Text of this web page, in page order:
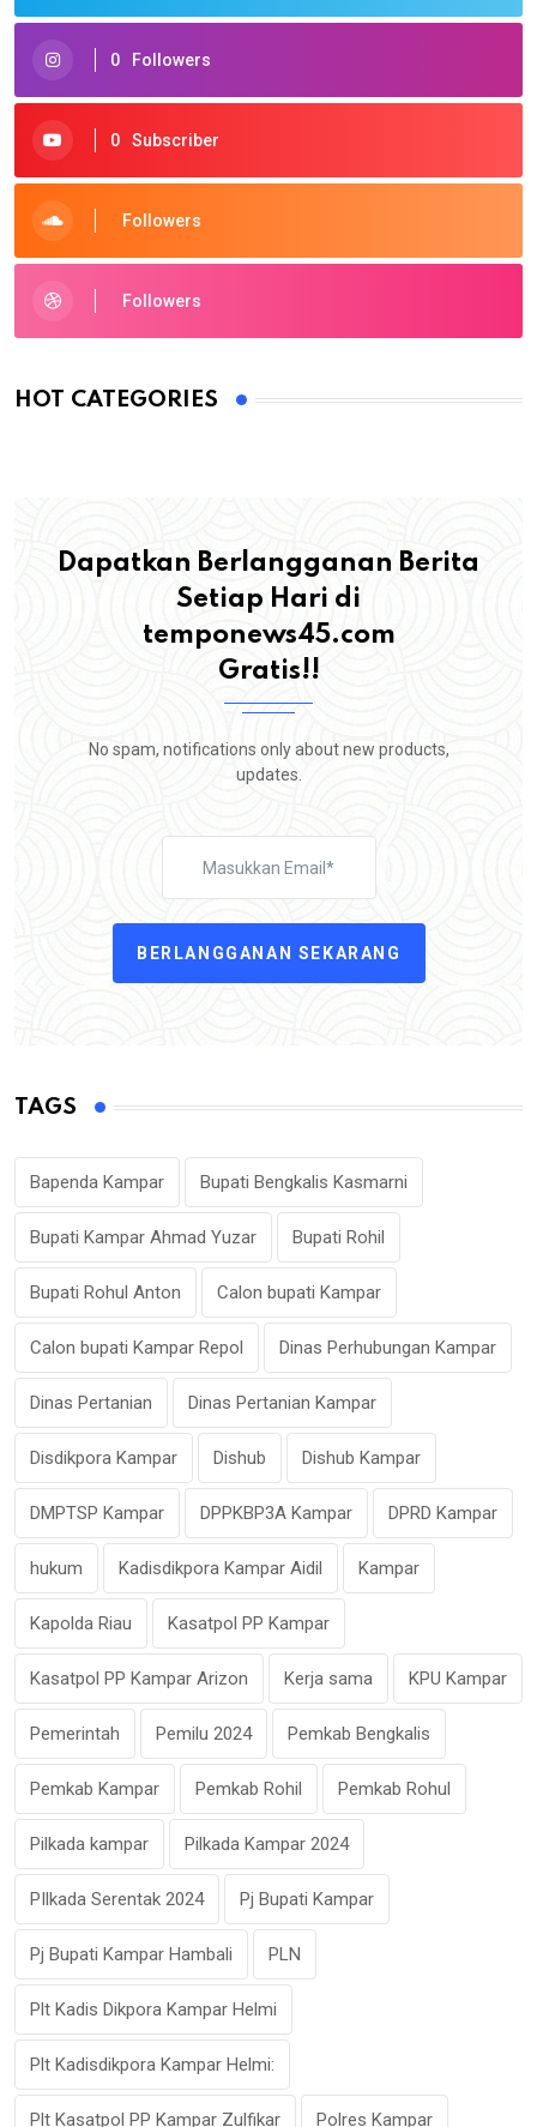
0 Followers
0 Subscriber
Followers
Followers
HOT CATEGORIES
Dapatkan Berlangganan Berita
Setiap Hari di
temponews45.com
Gratis!!
No spam, notifications only about new products,
updates.
BERLANGGANAN SEKARANG
TAGS
Bapenda Kampar Bupati Bengkalis Kasmarni
Bupati Kampar Ahmad Yuzar Bupati Rohil
Bupati Rohul Anton Calon bupati Kampar
Calon bupati Kampar Repol Dinas Perhubungan Kampar
Dinas Pertanian Dinas Pertanian Kampar
Disdikpora Kampar Dishub Dishub Kampar
DMPTSP Kampar DPPKBP3A Kampar DPRD Kampar
hukum Kadisdikpora Kampar Aidil Kampar
Kapolda Riau Kasatpol PP Kampar
Kasatpol PP Kampar Arizon Kerja sama KPU Kampar
Pemerintah Pemilu 2024 Pemkab Bengkalis
Pemkab Kampar Pemkab Rohil Pemkab Rohul
Pilkada kampar Pilkada Kampar 2024
PIlkada Serentak 2024 Pj Bupati Kampar
Pj Bupati Kampar Hambali PLN
Plt Kadis Dikpora Kampar Helmi
Plt Kadisdikpora Kampar Helmi:
Plt Kasatpol PP Kampar Zulfikar Polres Kampar